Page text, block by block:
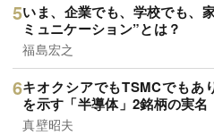
いま、企業でも、学校でも、
ミュニケーション”とは？
福島宏之
キオクシアでもTSMCでも
を示す「半導体」2銘柄の実名
真壁昭夫